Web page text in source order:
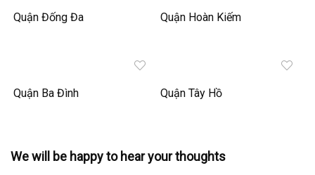
Quận Đống Đa Quận Hoàn Kiếm
Quận Ba Đình Quận Tây Hồ
We will be happy to hear your thoughts